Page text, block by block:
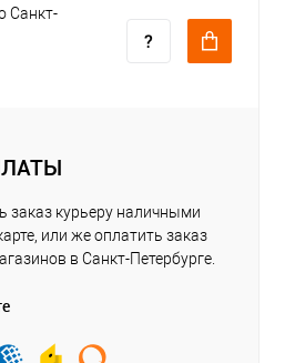
Санкт-
заказ курьеру наличными
или же оплатить заказ
в Санкт-Петербурге.